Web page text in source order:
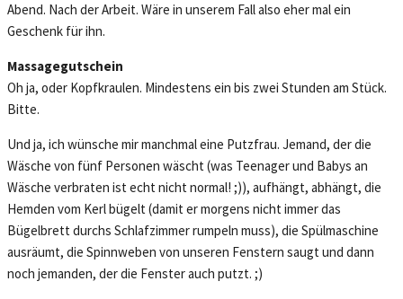
Abend. Nach der Arbeit. Wäre in unserem Fall also eher mal ein
Geschenk für ihn.
Massagegutschein
Oh ja, oder Kopfkraulen. Mindestens ein bis zwei Stunden am Stück.
Bitte.
Und ja, ich wünsche mir manchmal eine Putzfrau. Jemand, der die
Wäsche von fünf Personen wäscht (was Teenager und Babys an
Wäsche verbraten ist echt nicht normal! ;)), aufhängt, abhängt, die
Hemden vom Kerl bügelt (damit er morgens nicht immer das
Bügelbrett durchs Schlafzimmer rumpeln muss), die Spülmaschine
ausräumt, die Spinnweben von unseren Fenstern saugt und dann
noch jemanden, der die Fenster auch putzt. ;)